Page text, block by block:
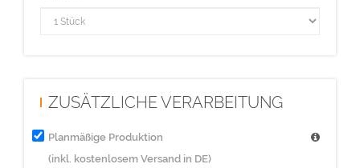
ZUSÄTZLICHE VERARBEITUNG
Planmäßige Produktion
(inkl. kostenlosem Versand in DE)